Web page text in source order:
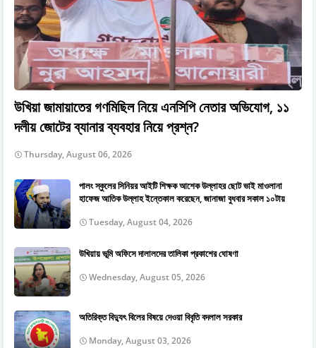
উখিয়া জামায়াতের গণমিছিল নিয়ে এনসিপি নেতার অভিযোগ, ১১
দলীয় জোটের ব্যানার ব্যবহার নিয়ে প্রশ্ন?
Thursday, August 06, 2026
পালং স্কুলের সিনিয়র আইটি শিক্ষক আশেক উল্লাহর ছোট ভাই মাওলানা
হাফেজ আতিক উল্লাহ ইন্তেকাল করেছেন, জানাজা বুধবার সকাল ১০টায়
Tuesday, August 04, 2026
উখিয়ায় ভূমি অফিসে দালালদের তালিকা প্রকাশের ঘোষণা
Wednesday, August 05, 2026
অতিরিক্ত বিদ্যুৎ বিলের বিষয়ে দেওয়া বিবৃতি বদলাল সরকার
Monday, August 03, 2026